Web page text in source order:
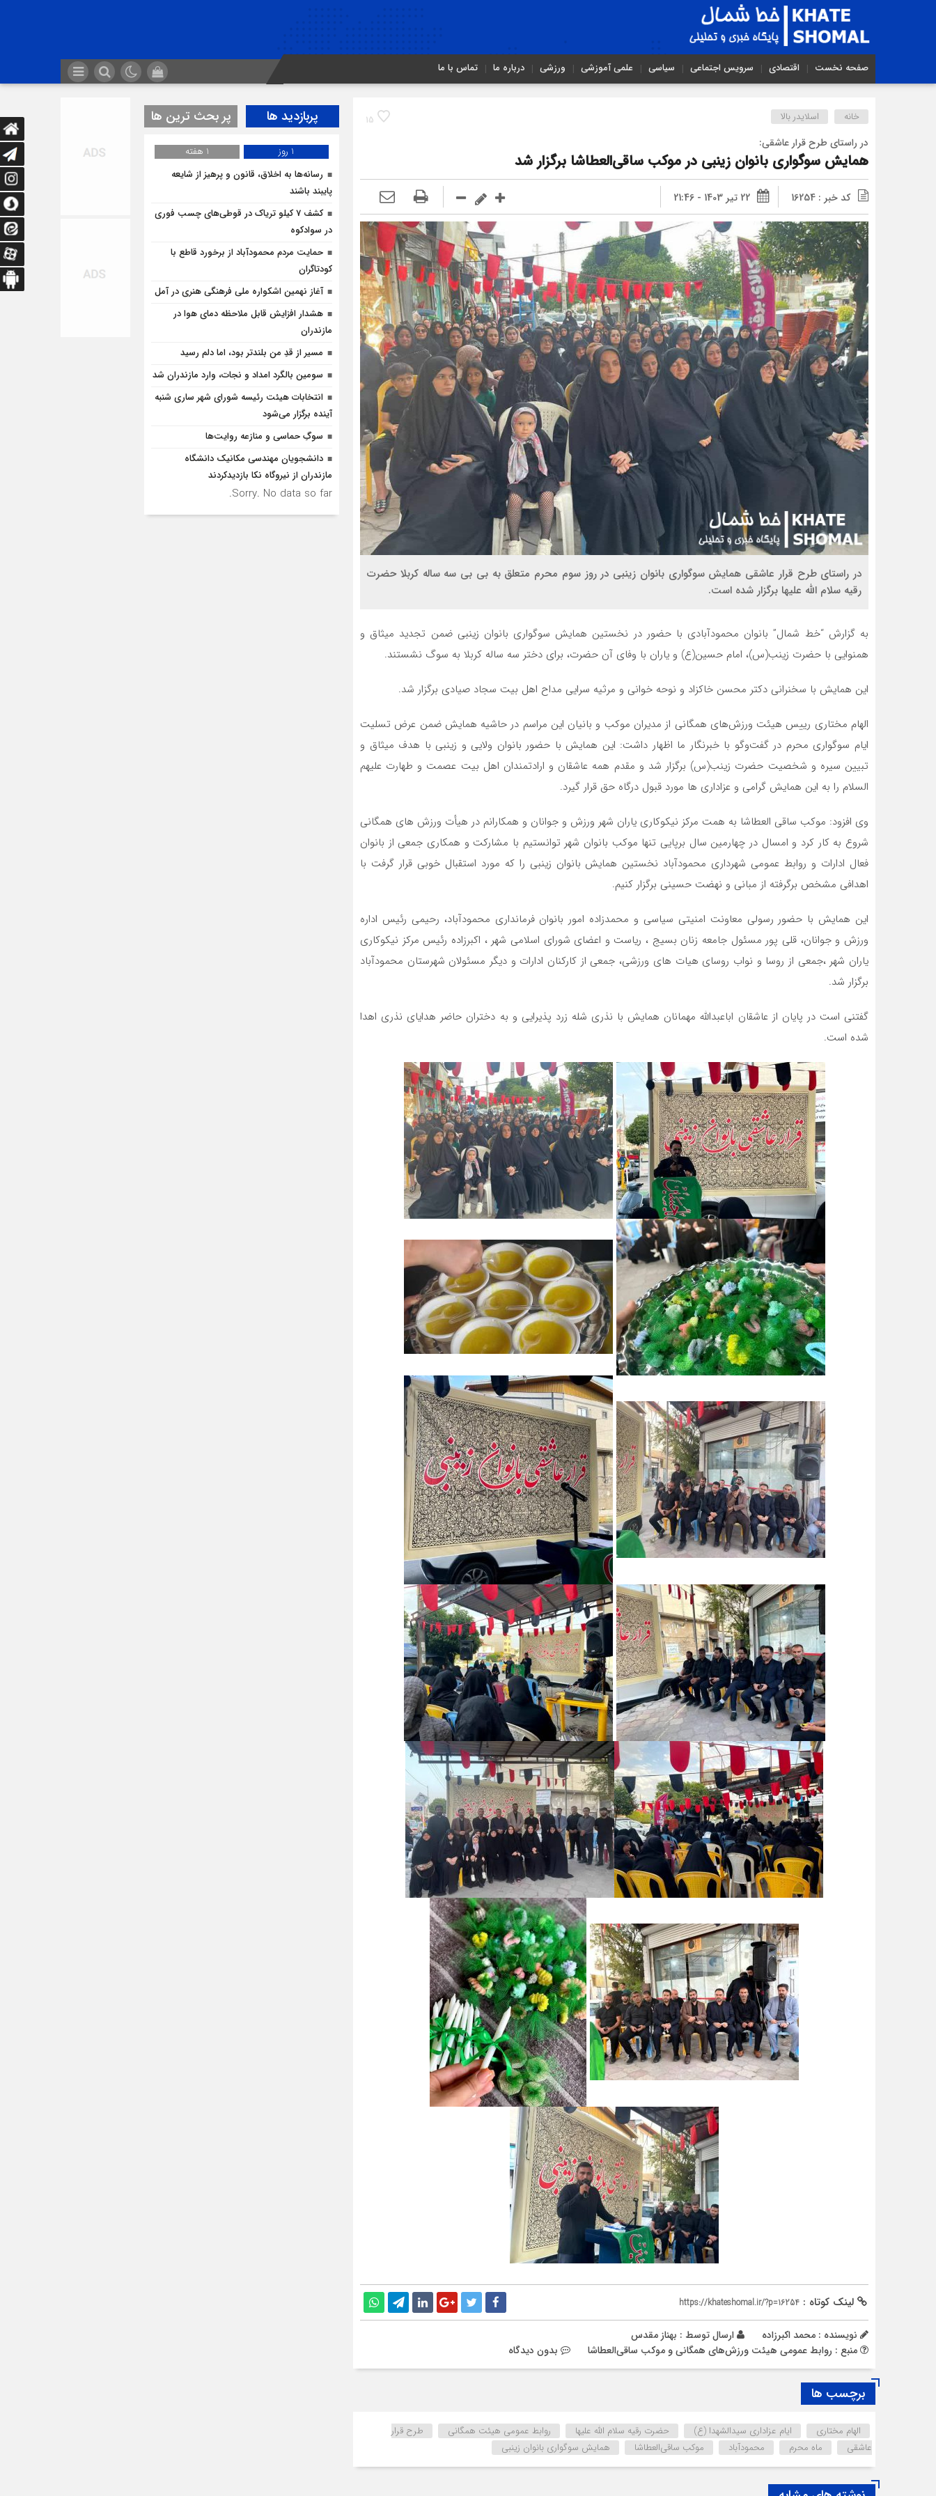
صفحه نخست اقتصادی سرویس اجتماعی سیاسی علمی آموزشی ورزشی درباره ما تماس با ما
15 خانه اسلایدر بالا
در راستای طرح قرار عاشقی:
همایش سوگواری بانوان زینبی در موکب ساقی‌‌العطاشا برگزار شد
کد خبر : 16254 22 تیر 1403 - 21:46
در راستای طرح قرار عاشقی همایش سوگواری بانوان زینبی در روز سوم محرم متعلق به بی بی سه ساله کربلا حضرت
رقیه سلام الله علیها برگزار شده است.
به گزارش “خط شمال” بانوان محمودآبادی با حضور در نخستین همایش سوگواری بانوان زینبی ضمن تجدید میثاق و
همنوایی با حضرت زینب(س)، امام حسین(ع) و یاران با وفای آن حضرت، برای دختر سه ساله کربلا به سوگ نشستند.
این همایش با سخنرانی دکتر محسن خاکزاد و نوحه خوانی و مرثیه سرایی مداح اهل بیت سجاد صیادی برگزار شد.
الهام مختاری رییس هیئت ورزش‌های همگانی از مدیران موکب و بانیان این مراسم در حاشیه همایش ضمن عرض تسلیت
ایام سوگواری محرم در گفت‌وگو با خبرنگار ما اظهار داشت: این همایش با حضور بانوان ولایی و زینبی با هدف میثاق و
تبیین سیره و شخصیت حضرت زینب(س) برگزار شد و مقدم همه عاشقان و ارادتمندان اهل بیت عصمت و طهارت علیهم
السلام را به این همایش گرامی و عزاداری ها مورد قبول درگاه حق قرار گیرد.
وی افزود: موکب ساقی‌ العطاشا به همت مرکز نیکوکاری یاران شهر ورزش و جوانان و همکارانم در هیأت ورزش های همگانی
شروع به کار کرد و امسال در چهارمین سال برپایی تنها موکب بانوان شهر توانستیم با مشارکت و همکاری جمعی از بانوان
فعال ادارات و روابط عمومی شهرداری محمودآباد نخستین همایش بانوان زینبی را که مورد استقبال خوبی قرار گرفت با
اهدافی مشخص برگرفته از مبانی و نهضت حسینی برگزار کنیم.
این همایش با حضور رسولی معاونت امنیتی سیاسی و محمدزاده امور بانوان فرمانداری محمودآباد، رحیمی رئیس اداره
ورزش و جوانان، قلی پور مسئول جامعه زنان بسیج ، ریاست و اعضای شورای اسلامی شهر ، اکبرزاده رئیس مرکز نیکوکاری
یاران شهر ،جمعی از روسا و نواب روسای هیات های ورزشی، جمعی از کارکنان ادارات و دیگر مسئولان شهرستان محمودآباد
برگزار شد.
گفتنی است در پایان از عاشقان اباعبدالله مهمانان همایش با نذری شله زرد پذیرایی و به دختران حاضر هدایای نذری اهدا
شده است.
لینک کوتاه : https://khateshomal.ir/?p=16254
نویسنده : محمد اکبرزاده ارسال توسط : بهناز مقدس
منبع : روابط عمومی هیئت ورزش‌های همگانی و موکب ساقی‌العطاشا
بدون دیدگاه
برچسب ها
الهام مختاری ایام عزاداری سیدالشهدا (ع) حضرت رقیه سلام الله علیها روابط عمومی هیئت همگانی
طرح قرار
عاشقی
ماه محرم محمودآباد موکب ساقی‌‌العطاشا همایش سوگواری بانوان زینبی
پربازدید ها پر بحث ترین ها
1 روز
1 هفته
رسانه‌ها به اخلاق، قانون و پرهیز از شایعه
پایبند باشند
کشف 7 کیلو تریاک در قوطی‌‌های چسب فوری
در سوادکوه
حمایت مردم محمودآباد از برخورد قاطع با
کودتاگران
آغاز نهمین اشکواره ملی فرهنگی هنری در آمل
هشدار افزایش قابل ملاحظه دمای هوا در
مازندران
مسیر از قدِ من بلندتر بود، اما دلم رسید
سومین بالگرد امداد و نجات، وارد مازندران شد
انتخابات هیئت رئیسه شورای شهر ساری شنبه
آینده برگزار می‌شود
سوگِ حماسی و منازعه روایت‌ها
دانشجویان مهندسی مکانیک دانشگاه
مازندران از نيروگاه نکا بازديدكردند
Sorry. No data so far.